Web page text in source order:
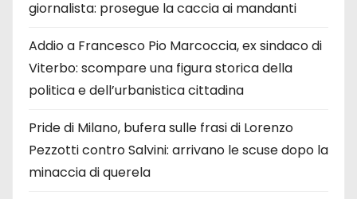
giornalista: prosegue la caccia ai mandanti
Addio a Francesco Pio Marcoccia, ex sindaco di
Viterbo: scompare una figura storica della
politica e dell’urbanistica cittadina
Pride di Milano, bufera sulle frasi di Lorenzo
Pezzotti contro Salvini: arrivano le scuse dopo la
minaccia di querela